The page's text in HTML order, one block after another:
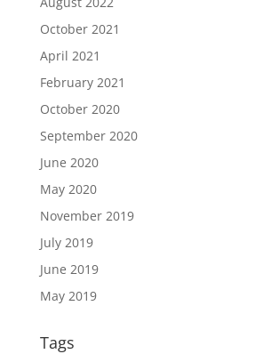
October 2021
April 2021
February 2021
October 2020
September 2020
June 2020
May 2020
November 2019
July 2019
June 2019
May 2019
Tags